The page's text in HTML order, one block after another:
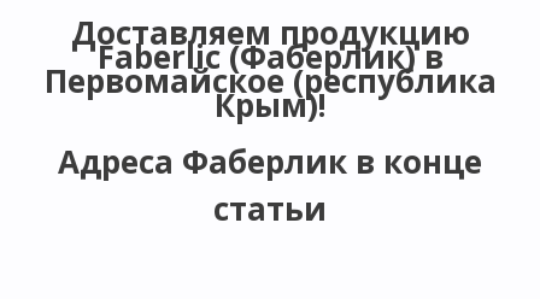
Доставляем продукцию
Faberlic (Фаберлик) в
Первомайское (республика
Крым)!
Адреса Фаберлик в конце
статьи